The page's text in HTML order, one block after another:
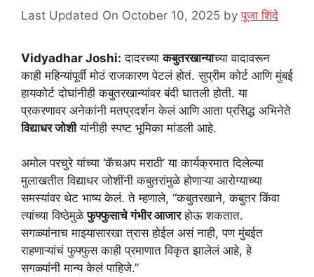
Last Updated On October 10, 2025 byपूजा शिंदे
Vidyadhar Joshi: दादरच्याकबुतरखान्याच्या वादावरून
काही महिन्यांपूर्वी मोठं राजकारण पेटलं होतं. सुप्रीम कोर्ट आणि मुंबई
हायकोर्ट दोघांनीही कबुतरखान्यांवर बंदी घातली होती. या
प्रकरणावर अनेकांनी मतप्रदर्शन केलं आणि आता प्रसिद्ध अभिनेते
विद्याधर जोशीयांनीही स्पष्ट भूमिका मांडली आहे.
अमोल परचुरे यांच्या ‘कॅचअप मराठी’ या कार्यक्रमात दिलेल्या
मुलाखतीत विद्याधर जोशींनी कबुतरांमुळे होणाऱ्या आरोग्याच्या
समस्यांवर थेट भाष्य केलं. ते म्हणाले, “कबुतरखाने, कबुतर किंवा
त्यांच्या विष्ठेमुळेफुफ्फुसाचे गंभीर आजारहोऊ शकतात.
सगळ्यांनाच माझ्यासारखा त्रास होईल असं नाही, पण मुंबईत
राहणाऱ्यांचं फुफ्फुस काही प्रमाणात विकृत झालेलं आहे, हे
सगळ्यांनी मान्य केलं पाहिजे.”